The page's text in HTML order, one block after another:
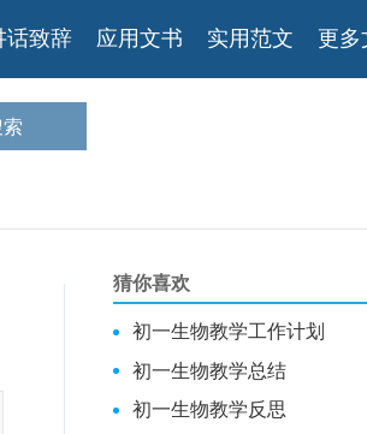
话致辞 应用文书 实用范文 更多
猜你喜欢
初一生物教学工作计划
初一生物教学总结
初一生物教学反思